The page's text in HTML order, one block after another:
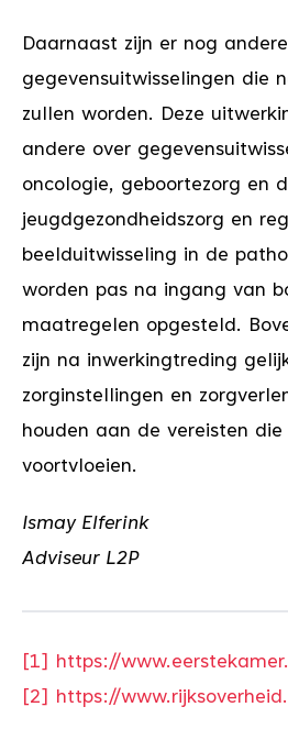
Daarnaast zijn er nog andere
gegevensuitwisselingen die
zullen worden. Deze
andere over
oncologie, geboortezorg en
jeugdgezondheidszorg en
beelduitwisseling in de
worden pas na ingang van
maatregelen opgesteld.
zijn na inwerkingtreding
zorginstellingen en
houden aan de vereisten die
voortvloeien.
Ismay Elferink
Adviseur L2P
[1]
https://
[2]
https://